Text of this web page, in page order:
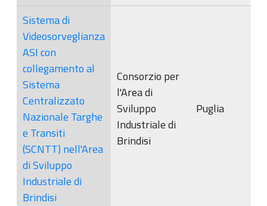
Sistema di
Videosorveglianza
ASI con
collegamento al
Sistema
Centralizzato
Nazionale Targhe
e Transiti
(SCNTT) nell'Area
di Sviluppo
Industriale di
Brindisi
Consorzio per
l'Area di
Sviluppo
Industriale di
Brindisi
Puglia